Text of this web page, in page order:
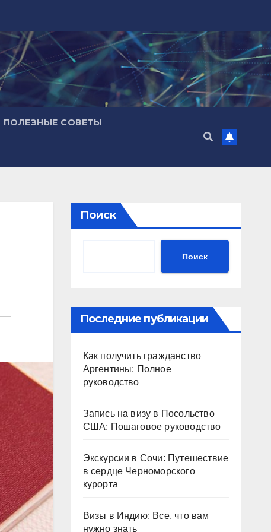
ПОЛЕЗНЫЕ СОВЕТЫ
Поиск
Поиск
Последние публикации
Как получить гражданство
Аргентины: Полное
руководство
Запись на визу в Посольство
США: Пошаговое руководство
Экскурсии в Сочи: Путешествие
в сердце Черноморского
курорта
Визы в Индию: Все, что вам
нужно знать